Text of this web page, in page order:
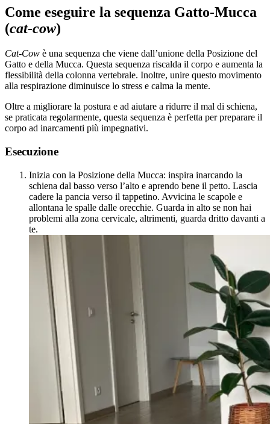
Come eseguire la sequenza Gatto-Mucca
(cat-cow)
Cat-Cow è una sequenza che viene dall’unione della Posizione del
Gatto e della Mucca. Questa sequenza riscalda il corpo e aumenta la
flessibilità della colonna vertebrale. Inoltre, unire questo movimento
alla respirazione diminuisce lo stress e calma la mente.
Oltre a migliorare la postura e ad aiutare a ridurre il mal di schiena,
se praticata regolarmente, questa sequenza è perfetta per preparare il
corpo ad inarcamenti più impegnativi.
Esecuzione
Inizia con la Posizione della Mucca: inspira inarcando la
schiena dal basso verso l’alto e aprendo bene il petto. Lascia
cadere la pancia verso il tappetino. Avvicina le scapole e
allontana le spalle dalle orecchie. Guarda in alto se non hai
problemi alla zona cervicale, altrimenti, guarda dritto davanti a
te.